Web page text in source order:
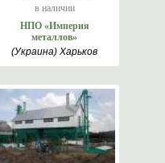
в наличии
НПО «Империя
металлов»
(Украина) Харьков